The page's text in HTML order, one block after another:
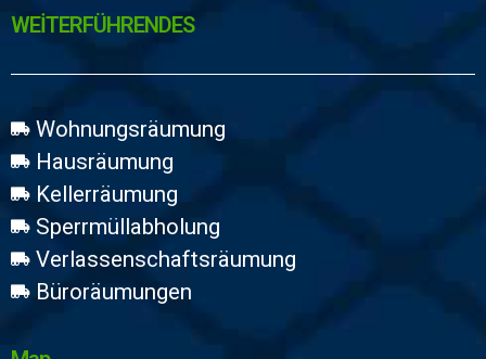
WEİTERFÜHRENDES
Wohnungsräumung
Hausräumung
Kellerräumung
Sperrmüllabholung
Verlassenschaftsräumung
Büroräumungen